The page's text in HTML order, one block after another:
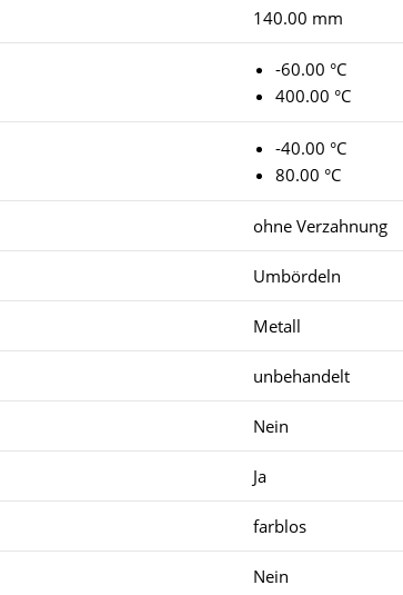
140.00 mm
-60.00 °C
400.00 °C
-40.00 °C
80.00 °C
ohne Verzahnung
Umbördeln
Metall
unbehandelt
Nein
Ja
farblos
Nein